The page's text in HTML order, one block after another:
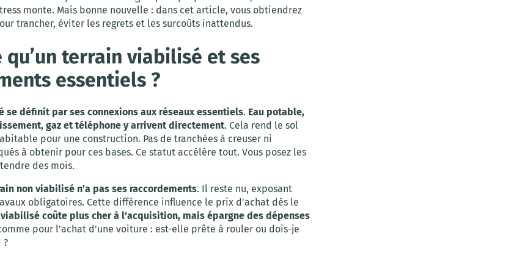
monte. Mais bonne nouvelle : dans cet article, vous obtiendrez
trancher, éviter les regrets et les surcoûts inattendus.
qu’un terrain viabilisé et ses
essentiels ?
se définit par ses connexions aux réseaux essentiels. Eau potable,
gaz et téléphone y arrivent directement. Cela rend le sol
pour une construction. Pas de tranchées à creuser ni
à obtenir pour ces bases. Ce statut accélère tout. Vous posez les
des mois.
non viabilisé n’a pas ses raccordements. Il reste nu, exposant
obligatoires. Cette différence influence le prix d'achat dès le
coûte plus cher à l'acquisition, mais épargne des dépenses
pour l’achat d’une voiture : est-elle prête à rouler ou dois-je
?